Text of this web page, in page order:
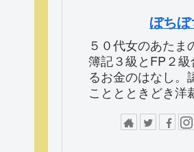
ぼちぼ
５０代女のあたま
簿記３級とFP２
るお金のはなし。
こととときどき洋